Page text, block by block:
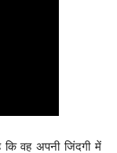
वह अपनी जिंदगी में